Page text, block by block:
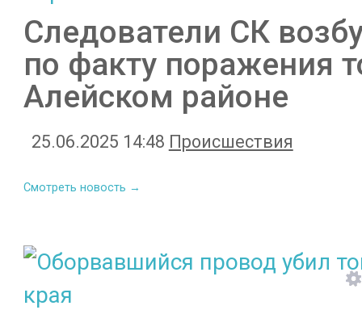
Следователи СК
по факту поражения
Алейском районе
25.06.2025 14:48 Происшествия
Смотреть новость →